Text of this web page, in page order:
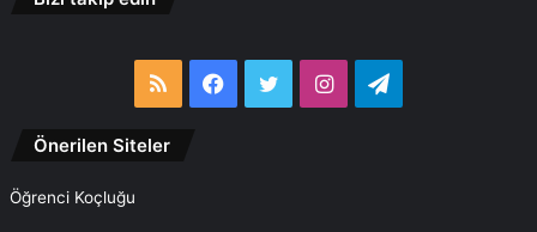
RSS Facebook
TwitterInstagramTelegram
Önerilen Siteler
Öğrenci Koçluğu